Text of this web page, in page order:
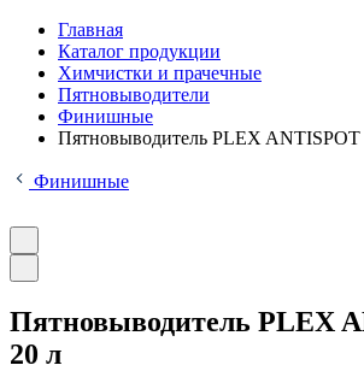
Главная
Каталог продукции
Химчистки и прачечные
Пятновыводители
Финишные
Пятновыводитель PLEX ANTISPOT
Финишные
Пятновыводитель PLEX
20 л